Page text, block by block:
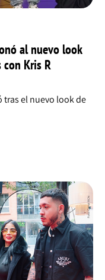
al nuevo look
Kris R
tras el nuevo look de